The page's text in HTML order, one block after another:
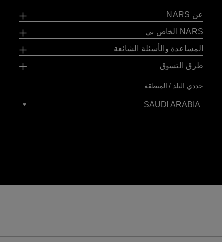
عن NARS
NARS الخاص بي
المساعدة والأسئلة الشائعة
طرق التسوق
حددي البلد / المنطقة